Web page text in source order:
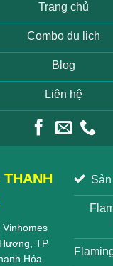
Trang chủ
Combo du lịch
Blog
Liên hệ
TP
Hóa